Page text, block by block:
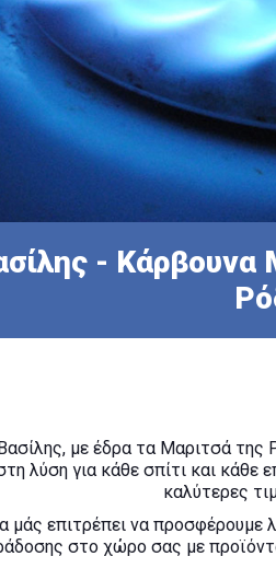
- Κάρβουνα
με έδρα τα Μαριτσά της
λύση για κάθε σπίτι και
καλύτερες
μάς επιτρέπει να προσφέρουμε
στο χώρο σας με